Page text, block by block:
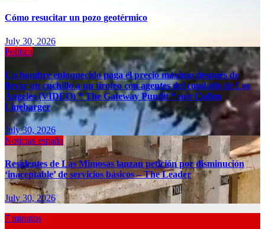
Cómo resucitar un pozo geotérmico
July 30, 2026
Política
Un hombre enloquecido paga el precio máximo después de
llevar un cuchillo a un tiroteo con agentes del condado de Los
Ángeles (VIDEO) * The Gateway Pundit * por Cullen
Linebarger
July 30, 2026
Noticias españa
Residentes de Las Mimosas lanzan petición por disminución
‘inaceptable’ de servicios básicos – The Leader
July 30, 2026
7 minutos